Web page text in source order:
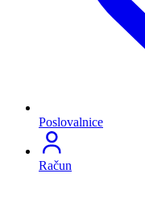
Poslovalnice
Račun